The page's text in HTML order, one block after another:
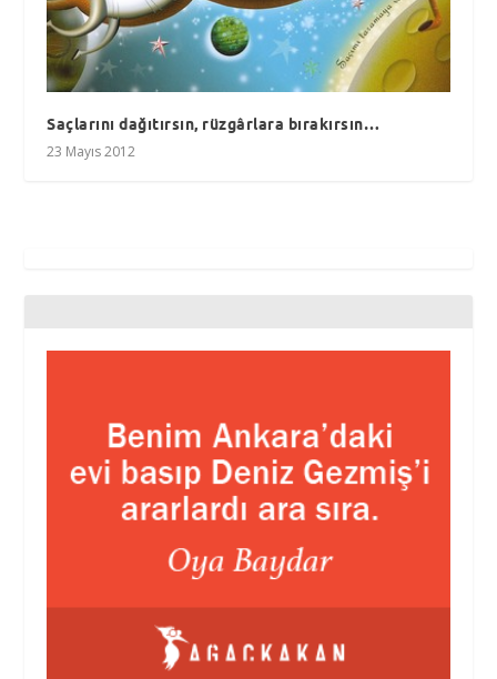
Saçlarını dağıtırsın, rüzgârlara bırakırsın…
23 Mayıs 2012